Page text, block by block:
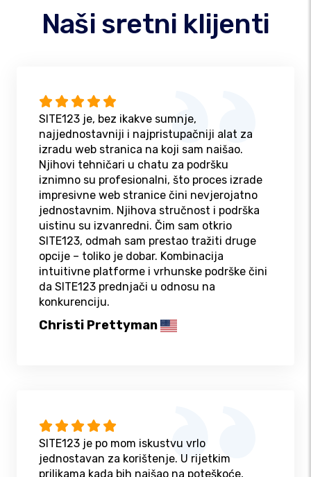
Naši sretni klijenti
SITE123 je, bez ikakve sumnje,
najjednostavniji i najpristupačniji alat za
izradu web stranica na koji sam naišao.
Njihovi tehničari u chatu za podršku
iznimno su profesionalni, što proces izrade
impresivne web stranice čini nevjerojatno
jednostavnim. Njihova stručnost i podrška
uistinu su izvanredni. Čim sam otkrio
SITE123, odmah sam prestao tražiti druge
opcije – toliko je dobar. Kombinacija
intuitivne platforme i vrhunske podrške čini
da SITE123 prednjači u odnosu na
konkurenciju.
Christi Prettyman
SITE123 je po mom iskustvu vrlo
jednostavan za korištenje. U rijetkim
prilikama kada bih naišao na poteškoće,